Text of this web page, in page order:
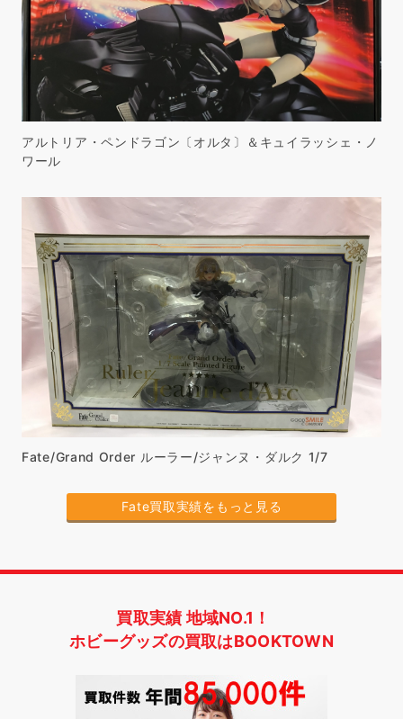
アルトリア・ペンドラゴン〔オルタ〕＆キュイラッシェ・ノ
ワール
Fate/Grand Order ルーラー/ジャンヌ・ダルク 1/7
Fate買取実績をもっと見る
買取実績 地域NO.1！
ホビーグッズの買取はBOOKTOWN